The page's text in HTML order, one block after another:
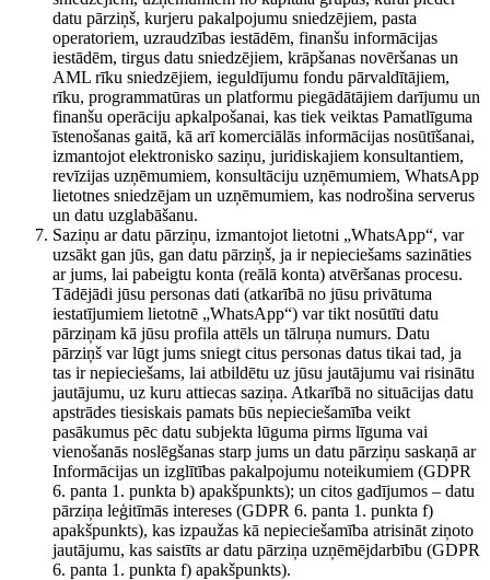
datu pārziņš, kurjeru pakalpojumu sniedzējiem, pasta
operatoriem, uzraudzības iestādēm, finanšu informācijas
iestādēm, tirgus datu sniedzējiem, krāpšanas novēršanas un
AML rīku sniedzējiem, ieguldījumu fondu pārvaldītājiem,
rīku, programmatūras un platformu piegādātājiem darījumu un
finanšu operāciju apkalpošanai, kas tiek veiktas Pamatlīguma
īstenošanas gaitā, kā arī komerciālās informācijas nosūtīšanai,
izmantojot elektronisko saziņu, juridiskajiem konsultantiem,
revīzijas uzņēmumiem, konsultāciju uzņēmumiem, WhatsApp
lietotnes sniedzējam un uzņēmumiem, kas nodrošina serverus
un datu uzglabāšanu.
Saziņu ar datu pārziņu, izmantojot lietotni „WhatsApp“, var
uzsākt gan jūs, gan datu pārziņš, ja ir nepieciešams sazināties
ar jums, lai pabeigtu konta (reālā konta) atvēršanas procesu.
Tādējādi jūsu personas dati (atkarībā no jūsu privātuma
iestatījumiem lietotnē „WhatsApp“) var tikt nosūtīti datu
pārziņam kā jūsu profila attēls un tālruņa numurs. Datu
pārziņš var lūgt jums sniegt citus personas datus tikai tad, ja
tas ir nepieciešams, lai atbildētu uz jūsu jautājumu vai risinātu
jautājumu, uz kuru attiecas saziņa. Atkarībā no situācijas datu
apstrādes tiesiskais pamats būs nepieciešamība veikt
pasākumus pēc datu subjekta lūguma pirms līguma vai
vienošanās noslēgšanas starp jums un datu pārziņu saskaņā ar
Informācijas un izglītības pakalpojumu noteikumiem (GDPR
6. panta 1. punkta b) apakšpunkts); un citos gadījumos – datu
pārziņa leģitīmās intereses (GDPR 6. panta 1. punkta f)
apakšpunkts), kas izpaužas kā nepieciešamība atrisināt ziņoto
jautājumu, kas saistīts ar datu pārziņa uzņēmējdarbību (GDPR
6. panta 1. punkta f) apakšpunkts).